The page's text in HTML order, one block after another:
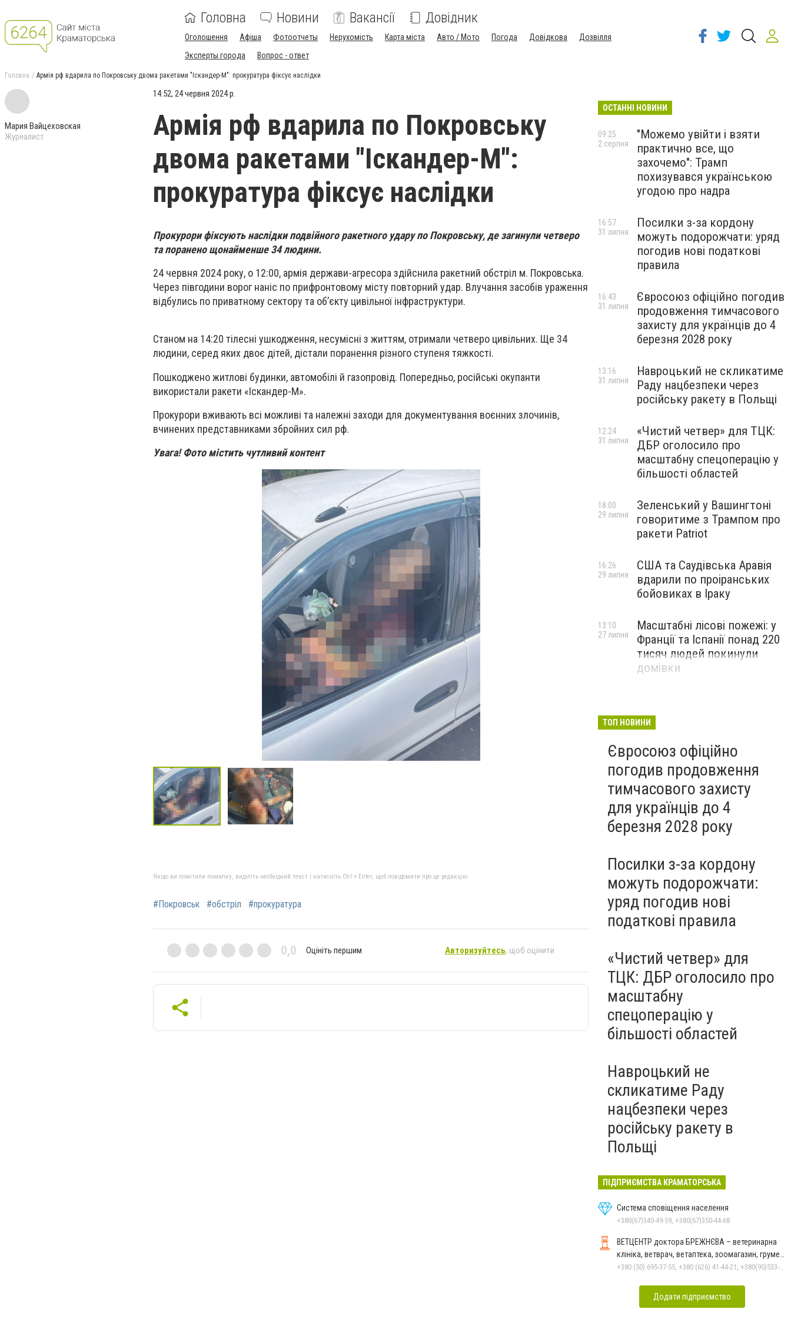
Головна Новини Вакансії Довідник
Оголошення Афіша Фотоотчеты Нерухомість Карта міста Авто / Мото Погода Довідкова
Дозвілля
Эксперты города
Вопрос - ответ
Головна Армія рф вдарила по Покровську двома ракетами "Іскандер-М": прокуратура фіксує наслідки
Мария Вайцеховская
Журналист
14:52, 24 червня 2024 р.
Армія рф вдарила по Покровську
двома ракетами "Іскандер-М":
прокуратура фіксує наслідки
Прокурори фіксують наслідки подвійного ракетного удару по Покровську, де загинули четверо
та поранено щонайменше 34 людини.
24 червня 2024 року, о 12:00, армія держави-агресора здійснила ракетний обстріл м. Покровська.
Через півгодини ворог наніс по прифронтовому місту повторний удар. Влучання засобів ураження
відбулись по приватному сектору та об’єкту цивільної інфраструктури.
Станом на 14:20 тілесні ушкодження, несумісні з життям, отримали четверо цивільних. Ще 34
людини, серед яких двоє дітей, дістали поранення різного ступеня тяжкості.
Пошкоджено житлові будинки, автомобілі й газопровід. Попередньо, російські окупанти
використали ракети «Іскандер-М».
Прокурори вживають всі можливі та належні заходи для документування воєнних злочинів,
вчинених представниками збройних сил рф.
Увага! Фото містить чутливий контент
Якщо ви помітили помилку, виділіть необхідний текст і натисніть Ctrl + Enter, щоб повідомити про це редакцію
#Покровськ #обстріл #прокуратура
0,0 Оцініть першим Авторизуйтесь, щоб оцінити
ОСТАННІ НОВИНИ
"Можемо увійти і взяти
практично все, що
захочемо": Трамп
похизувався українською
угодою про надра
09:25
2 серпня
Посилки з-за кордону
можуть подорожчати: уряд
погодив нові податкові
правила
16:57
31 липня
Євросоюз офіційно погодив
продовження тимчасового
захисту для українців до 4
березня 2028 року
16:43
31 липня
Навроцький не скликатиме
Раду нацбезпеки через
російську ракету в Польщі
13:16
31 липня
«Чистий четвер» для ТЦК:
ДБР оголосило про
масштабну спецоперацію у
більшості областей
12:24
31 липня
Зеленський у Вашингтоні
говоритиме з Трампом про
ракети Patriot
18:00
29 липня
США та Саудівська Аравія
вдарили по проіранських
бойовиках в Іраку
16:26
29 липня
Масштабні лісові пожежі: у
Франції та Іспанії понад 220
тисяч людей покинули
домівки
13:10
27 липня
ТОП НОВИНИ
Євросоюз офіційно
погодив продовження
тимчасового захисту
для українців до 4
березня 2028 року
Посилки з-за кордону
можуть подорожчати:
уряд погодив нові
податкові правила
«Чистий четвер» для
ТЦК: ДБР оголосило про
масштабну
спецоперацію у
більшості областей
Навроцький не
скликатиме Раду
нацбезпеки через
російську ракету в
Польщі
ПІДПРИЄМСТВА КРАМАТОРСЬКА
Система сповіщення населення
+380(67)340-49-59, +380(67)350-44-68
ВЕТЦЕНТР доктора БРЕЖНЄВА – ветеринарна
клініка, ветврач, ветаптека, зоомагазин, грумер,
стрижки.
+380 (50) 695-37-55, +380 (626) 41-44-21, +380(95)533-90-03
Додати підприємство